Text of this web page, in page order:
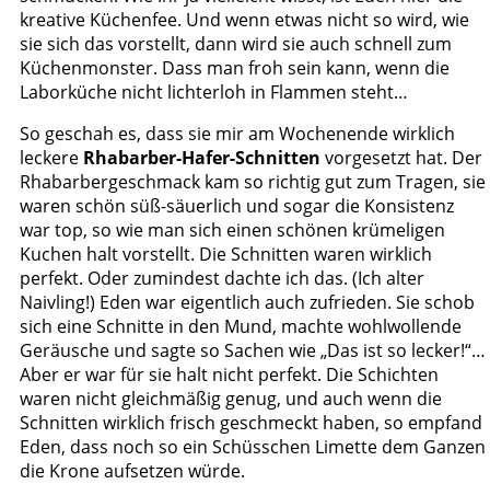
kreative Küchenfee. Und wenn etwas nicht so wird, wie
sie sich das vorstellt, dann wird sie auch schnell zum
Küchenmonster. Dass man froh sein kann, wenn die
Laborküche nicht lichterloh in Flammen steht…
So geschah es, dass sie mir am Wochenende wirklich
leckere Rhabarber-Hafer-Schnitten vorgesetzt hat. Der
Rhabarbergeschmack kam so richtig gut zum Tragen, sie
waren schön süß-säuerlich und sogar die Konsistenz
war top, so wie man sich einen schönen krümeligen
Kuchen halt vorstellt. Die Schnitten waren wirklich
perfekt. Oder zumindest dachte ich das. (Ich alter
Naivling!) Eden war eigentlich auch zufrieden. Sie schob
sich eine Schnitte in den Mund, machte wohlwollende
Geräusche und sagte so Sachen wie „Das ist so lecker!“…
Aber er war für sie halt nicht perfekt. Die Schichten
waren nicht gleichmäßig genug, und auch wenn die
Schnitten wirklich frisch geschmeckt haben, so empfand
Eden, dass noch so ein Schüsschen Limette dem Ganzen
die Krone aufsetzen würde.